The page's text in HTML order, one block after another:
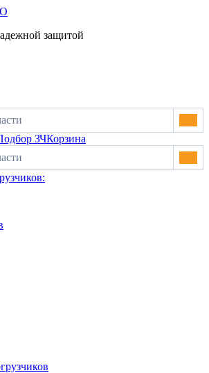
защитой
ЗЧКорзина